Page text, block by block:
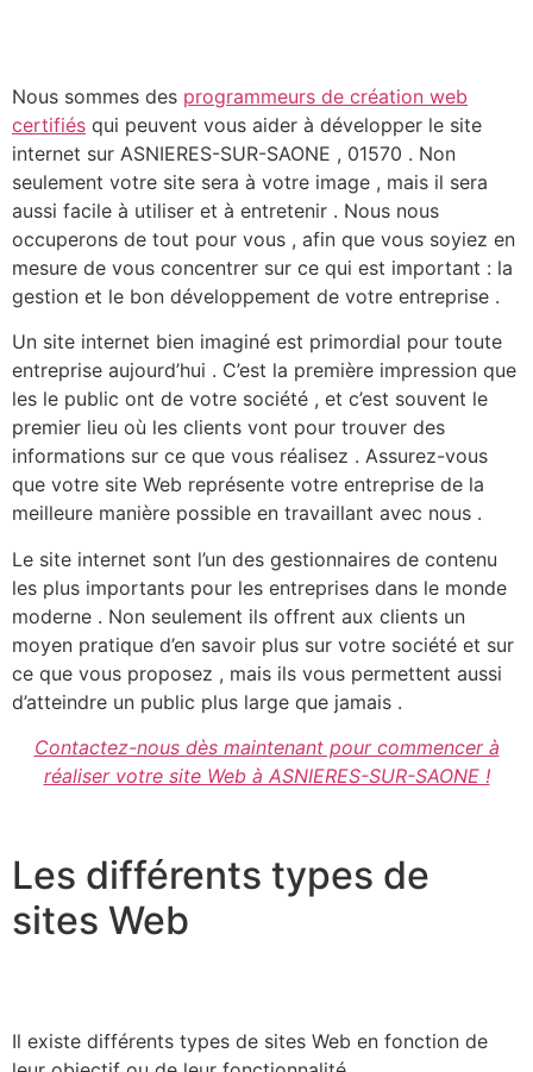
Nous sommes des programmeurs de création web
certifiés qui peuvent vous aider à développer le site
internet sur ASNIERES-SUR-SAONE , 01570 . Non
seulement votre site sera à votre image , mais il sera
aussi facile à utiliser et à entretenir . Nous nous
occuperons de tout pour vous , afin que vous soyiez en
mesure de vous concentrer sur ce qui est important : la
gestion et le bon développement de votre entreprise .
Un site internet bien imaginé est primordial pour toute
entreprise aujourd’hui . C’est la première impression que
les le public ont de votre société , et c’est souvent le
premier lieu où les clients vont pour trouver des
informations sur ce que vous réalisez . Assurez-vous
que votre site Web représente votre entreprise de la
meilleure manière possible en travaillant avec nous .
Le site internet sont l’un des gestionnaires de contenu
les plus importants pour les entreprises dans le monde
moderne . Non seulement ils offrent aux clients un
moyen pratique d’en savoir plus sur votre société et sur
ce que vous proposez , mais ils vous permettent aussi
d’atteindre un public plus large que jamais .
Contactez-nous dès maintenant pour commencer à
réaliser votre site Web à ASNIERES-SUR-SAONE !
Les différents types de
sites Web
Il existe différents types de sites Web en fonction de